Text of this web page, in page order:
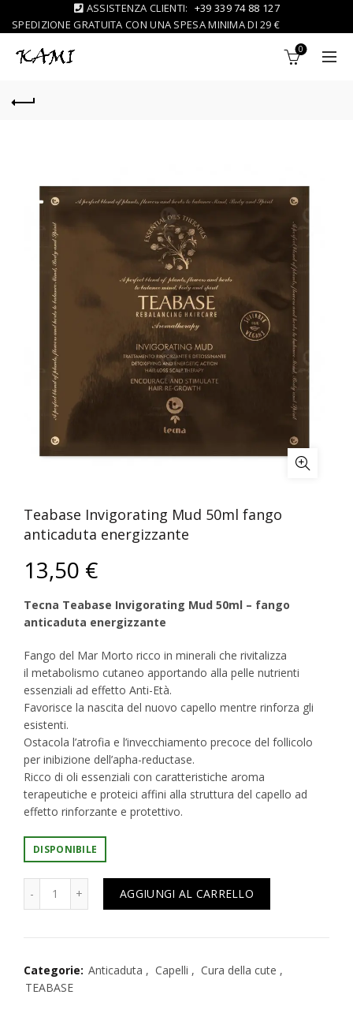
ASSISTENZA CLIENTI: +39 339 74 88 127
SPEDIZIONE GRATUITA CON UNA SPESA MINIMA DI 29 €
0
Teabase Invigorating Mud 50ml fango
anticaduta energizzante
13,50 €
Tecna Teabase Invigorating Mud 50ml – fango
anticaduta energizzante
Fango del Mar Morto ricco in minerali che rivitalizza
il metabolismo cutaneo apportando alla pelle nutrienti
essenziali ad effetto Anti-Età.
Favorisce la nascita del nuovo capello mentre rinforza gli
esistenti.
Ostacola l’atrofia e l’invecchiamento precoce del follicolo
per inibizione dell’apha-reductase.
Ricco di oli essenziali con caratteristiche aroma
terapeutiche e proteici affini alla struttura del capello ad
effetto rinforzante e protettivo.
DISPONIBILE
AGGIUNGI AL CARRELLO
Categorie: Anticaduta , Capelli , Cura della cute ,
TEABASE